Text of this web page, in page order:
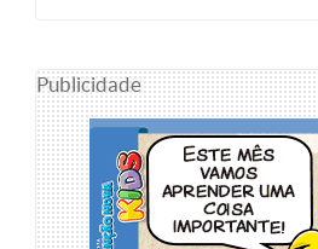
Publicidade